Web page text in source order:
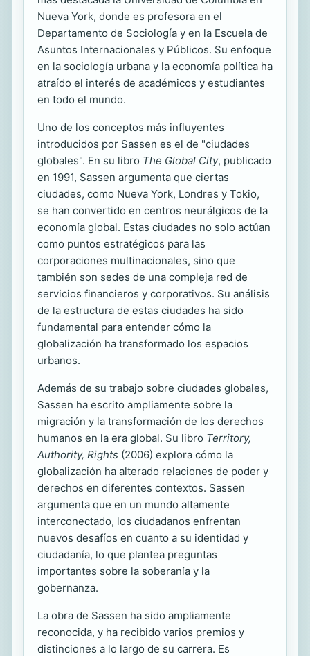
Nueva York, donde es profesora en el
Departamento de Sociología y en la Escuela de
Asuntos Internacionales y Públicos. Su enfoque
en la sociología urbana y la economía política ha
atraído el interés de académicos y estudiantes
en todo el mundo.
Uno de los conceptos más influyentes
introducidos por Sassen es el de "ciudades
globales". En su libro The Global City, publicado
en 1991, Sassen argumenta que ciertas
ciudades, como Nueva York, Londres y Tokio,
se han convertido en centros neurálgicos de la
economía global. Estas ciudades no solo actúan
como puntos estratégicos para las
corporaciones multinacionales, sino que
también son sedes de una compleja red de
servicios financieros y corporativos. Su análisis
de la estructura de estas ciudades ha sido
fundamental para entender cómo la
globalización ha transformado los espacios
urbanos.
Además de su trabajo sobre ciudades globales,
Sassen ha escrito ampliamente sobre la
migración y la transformación de los derechos
humanos en la era global. Su libro Territory,
Authority, Rights (2006) explora cómo la
globalización ha alterado relaciones de poder y
derechos en diferentes contextos. Sassen
argumenta que en un mundo altamente
interconectado, los ciudadanos enfrentan
nuevos desafíos en cuanto a su identidad y
ciudadanía, lo que plantea preguntas
importantes sobre la soberanía y la
gobernanza.
La obra de Sassen ha sido ampliamente
reconocida, y ha recibido varios premios y
distinciones a lo largo de su carrera. Es